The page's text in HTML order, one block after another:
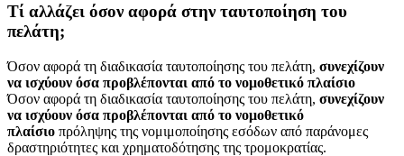
Τί αλλάζει όσον αφορά στην ταυτοποίηση του
πελάτη;
Όσον αφορά τη διαδικασία ταυτοποίησης του πελάτη, συνεχίζουν
να ισχύουν όσα προβλέπονται από το νομοθετικό πλαίσιο
Όσον αφορά τη διαδικασία ταυτοποίησης του πελάτη, συνεχίζουν
να ισχύουν όσα προβλέπονται από το νομοθετικό
πλαίσιο πρόληψης της νομιμοποίησης εσόδων από παράνομες
δραστηριότητες και χρηματοδότησης της τρομοκρατίας.